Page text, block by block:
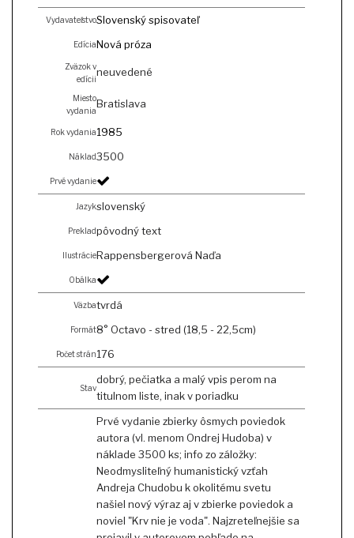
VydavateľstvoSlovenský spisovateľ
EdíciaNová próza
Zväzok v
edícii
neuvedené
Miesto
vydania
Bratislava
Rok vydania1985
Náklad3500
Prvé vydanie
Jazykslovenský
Prekladpôvodný text
IlustrácieRappensbergerová Naďa
Obálka
Väzbatvrdá
Formát8° Octavo - stred (18,5 - 22,5cm)
Počet strán176
Stav
dobrý, pečiatka a malý vpis perom na
titulnom liste, inak v poriadku
Prvé vydanie zbierky ôsmych poviedok
autora (vl. menom Ondrej Hudoba) v
náklade 3500 ks; info zo záložky:
Neodmysliteľný humanistický vzťah
Andreja Chudobu k okolitému svetu
našiel nový výraz aj v zbierke poviedok a
noviel "Krv nie je voda". Najzreteľnejšie sa